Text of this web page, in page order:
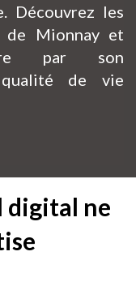
Découvrez les
de Mionnay et
par son
de vie
digital ne